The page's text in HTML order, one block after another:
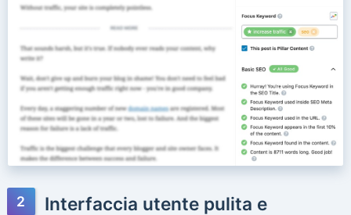
Interfaccia utente pulita e